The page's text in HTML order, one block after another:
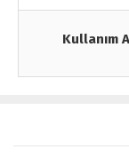
Kullanım